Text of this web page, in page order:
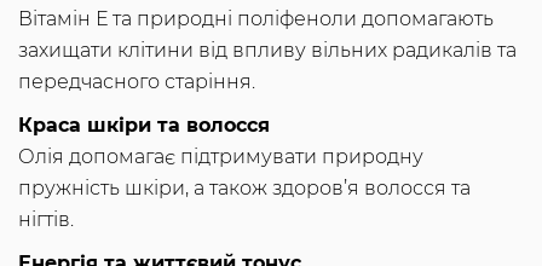
Вітамін Е та природні поліфеноли допомагають
захищати клітини від впливу вільних радикалів та
передчасного старіння.
Краса шкіри та волосся
Олія допомагає підтримувати природну
пружність шкіри, а також здоров’я волосся та
нігтів.